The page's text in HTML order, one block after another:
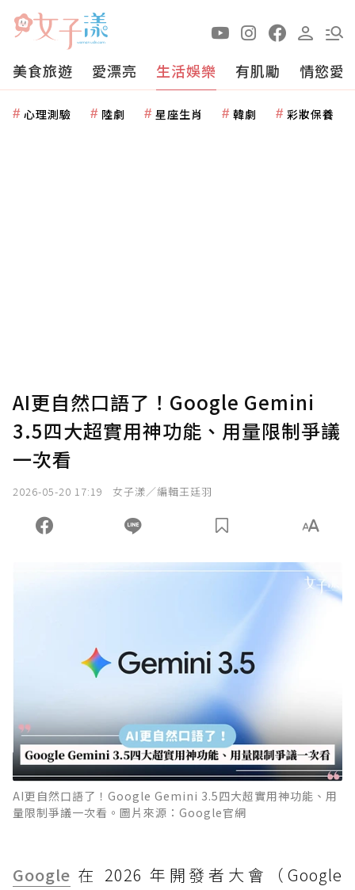
美食旅遊 愛漂亮 生活娛樂 有肌勵 情慾愛
心理測驗 陸劇 星座生肖 韓劇 彩妝保養
AI更自然口語了！Google Gemini
3.5四大超實用神功能、用量限制爭議
一次看
2026-05-20 17:19 女子漾／編輯王廷羽
AI更自然口語了！Google Gemini 3.5四大超實用神功能、用
量限制爭議一次看。圖片來源：Google官網
Google 在 2026 年開發者大會（Google